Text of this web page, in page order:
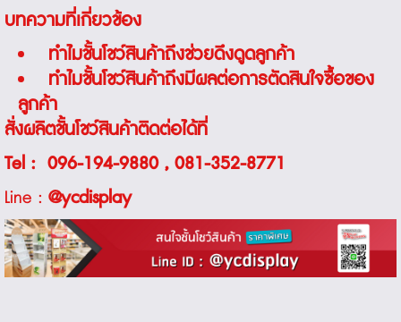
บทความที่เกี่ยวข้อง
ทำไมชั้นโชว์สินค้าถึงช่วยดึงดูดลูกค้า
ทำไมชั้นโชว์สินค้าถึงมีผลต่อการตัดสินใจซื้อของ
ลูกค้า
สั่งผลิตชั้นโชว์สินค้าติดต่อได้ที่
Tel : 096-194-9880, 081-352-8771
Line : @ycdisplay